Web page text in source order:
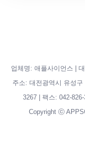
업체명: 애플사이언스 |
주소: 대전광역시 유성
3267 | 팩스: 042-
Copyright ⓒ